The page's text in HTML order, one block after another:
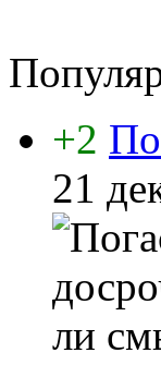
+2
21